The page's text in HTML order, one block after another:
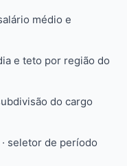
médio e
e teto por região do
do cargo
seletor de período